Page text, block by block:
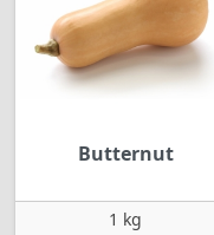
Butternut
1 kg